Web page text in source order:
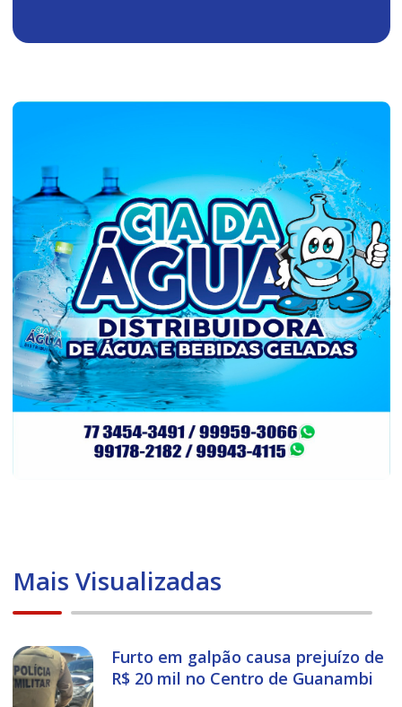
Mais Visualizadas
Furto em galpão causa prejuízo de
R$ 20 mil no Centro de Guanambi